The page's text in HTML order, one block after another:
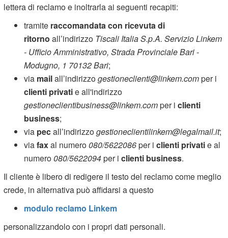
lettera di reclamo e inoltrarla ai seguenti recapiti:
tramite raccomandata con ricevuta di
ritorno all’indirizzo Tiscali Italia S.p.A. Servizio Linkem
- Ufficio Amministrativo, Strada Provinciale Bari -
Modugno, 1 70132 Bari;
via mailall’indirizzogestioneclienti@linkem.comper i
clienti privatie all'indirizzo
gestioneclientibusiness@linkem.comper iclienti
business;
via pecall’indirizzogestioneclientilinkem@legalmail.it;
viafaxal numero080/5622086per iclienti privatie al
numero080/5622094per iclienti business.
Il cliente è libero di redigere il testo del reclamo come meglio
crede, in alternativa può affidarsi a questo
modulo reclamo Linkem
personalizzandolo con i propri dati personali.